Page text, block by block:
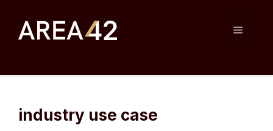
content
Menu
industry use case